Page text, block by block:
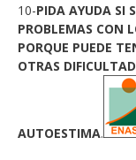
10-PIDA AYUDA SI
PROBLEMAS CON
PORQUE PUEDE
OTRAS
AUTOESTIMA.